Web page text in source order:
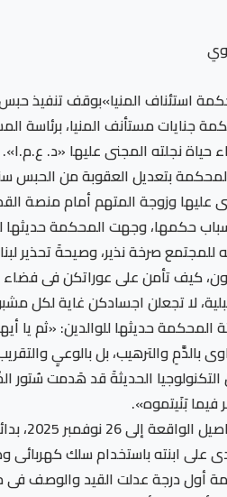
استئناف المنيا»بوقف تنفيذ حبس
جنايات مستأنف المنيا، برئاسة
حياة نجلته المجنى عليها «د. ع.م.ا».
بتعديل العقوبة من الحبس
عليها وزوجة المتهم أمام منصة
حكمها، وجهت المحكمة حديثها
صرخة نذير، وصيحةَ تحذير
كيف تأمن على عوراتكن فى فضاء
لا تجعلن اجسادكن غاية لكل
حديثها للوالدين: «ثم يا
بالدَّمِ والترهيب، بل بالوعيِ
الحديثةَ قد هَدمت سُتور
بَنَيتموه».
–
على ابنته باستخدام سلك